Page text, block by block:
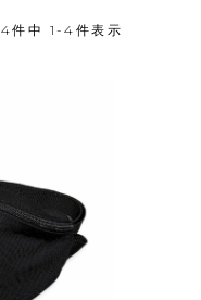
4件中 1 -4 件表示